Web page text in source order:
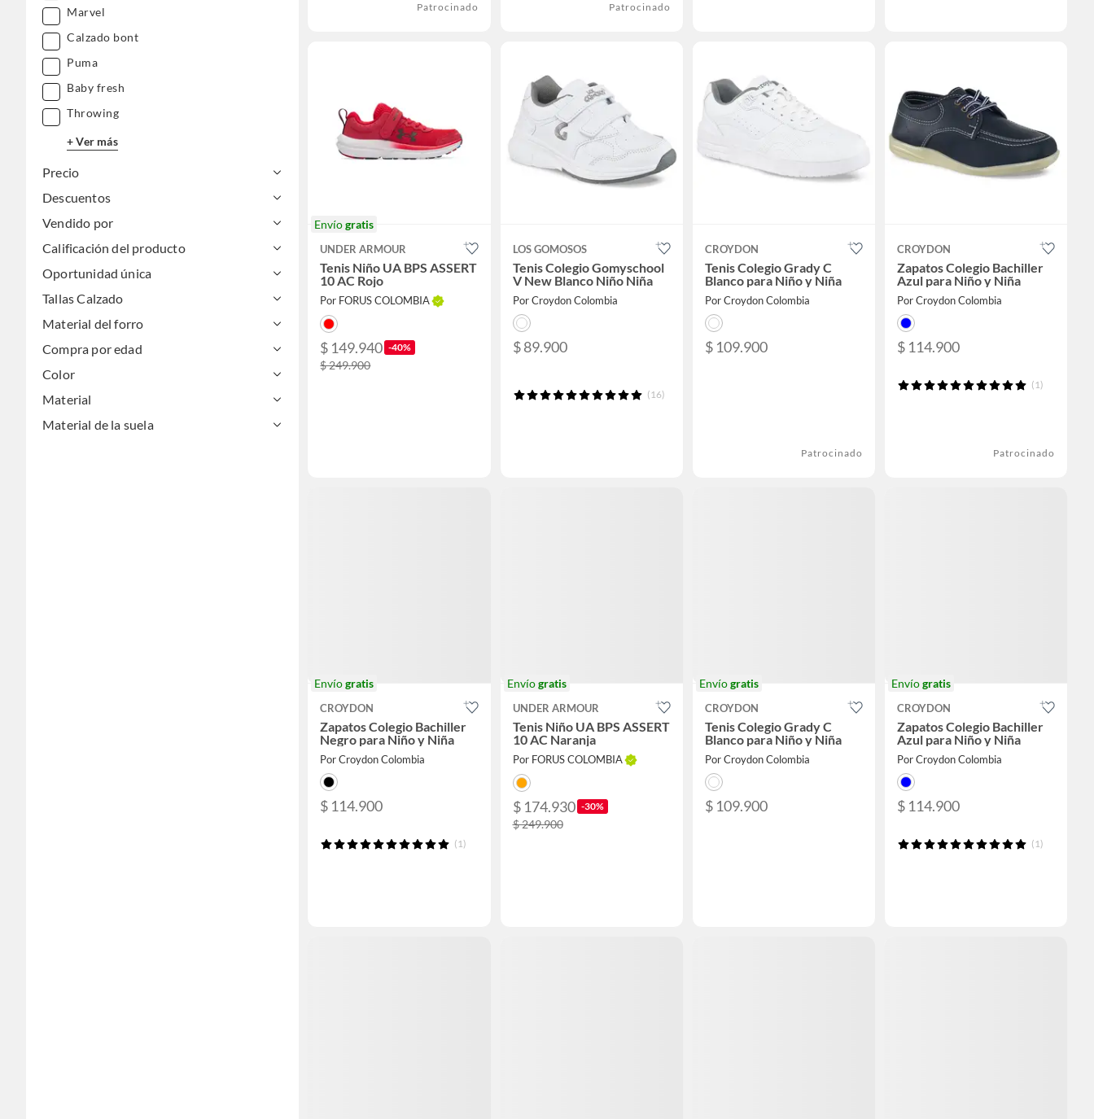
Marvel
Calzado bont
Puma
Baby fresh
Throwing
+ Ver más
Precio
Descuentos
Vendido por
Calificación del producto
Oportunidad única
Tallas Calzado
Material del forro
Compra por edad
Color
Material
Material de la suela
Patrocinado Patrocinado
Envíogratis
UNDER ARMOUR
Tenis Niño UA BPS ASSERT
10 AC Rojo
Por FORUS COLOMBIA
$ 149.940 -40%
$ 249.900
LOS GOMOSOS
Tenis Colegio Gomyschool
V New Blanco Niño Niña
Por Croydon Colombia
$ 89.900
(16)
CROYDON
Tenis Colegio Grady C
Blanco para Niño y Niña
Por Croydon Colombia
$ 109.900
Patrocinado
CROYDON
Zapatos Colegio Bachiller
Azul para Niño y Niña
Por Croydon Colombia
$ 114.900
(1)
Patrocinado
Envíogratis
CROYDON
Zapatos Colegio Bachiller
Negro para Niño y Niña
Por Croydon Colombia
$ 114.900
(1)
Envíogratis
UNDER ARMOUR
Tenis Niño UA BPS ASSERT
10 AC Naranja
Por FORUS COLOMBIA
$ 174.930 -30%
$ 249.900
Envíogratis
CROYDON
Tenis Colegio Grady C
Blanco para Niño y Niña
Por Croydon Colombia
$ 109.900
Envíogratis
CROYDON
Zapatos Colegio Bachiller
Azul para Niño y Niña
Por Croydon Colombia
$ 114.900
(1)